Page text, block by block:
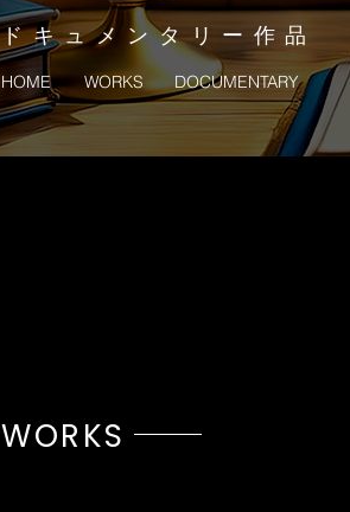
ド キ ュ メ ン タ リ ー 作 品
HOME WORKS DOCUMENTARY
WORKS